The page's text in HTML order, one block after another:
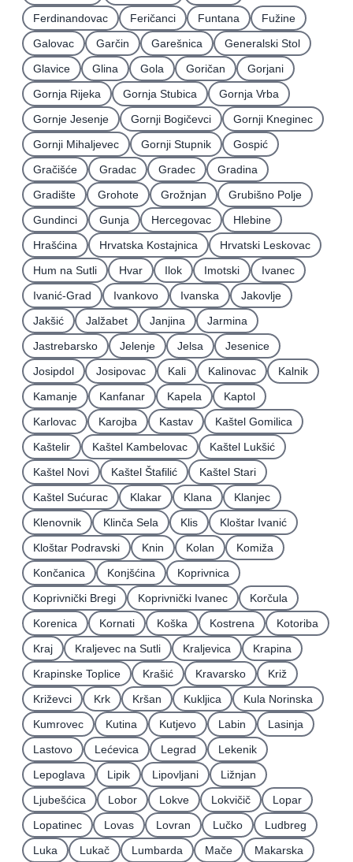
Ferdinandovac
Feričanci Funtana
Fužine
Galovac
Garčin Garešnica
Generalski Stol
Glavice
Glina Gola Goričan
Gorjani
Gornja Rijeka
Gornja Stubica
Gornja Vrba
Gornje Jesenje
Gornji Bogičevci
Gornji Kneginec
Gornji Mihaljevec
Gornji Stupnik
Gospić
Gračišće
Gradac Gradec
Gradina
Gradište
Grohote Grožnjan
Grubišno Polje
Gundinci
Gunja Hercegovac
Hlebine
Hrašćina
Hrvatska Kostajnica
Hrvatski Leskovac
Hum na Sutli
Hvar Ilok Imotski
Ivanec
Ivanić-Grad
Ivankovo Ivanska
Jakovlje
Jakšić
Jalžabet Janjina
Jarmina
Jastrebarsko
Jelenje Jelsa
Jesenice
Josipdol
Josipovac Kali Kalinovac
Kalnik
Kamanje
Kanfanar Kapela
Kaptol
Karlovac
Karojba Kastav
Kaštel Gomilica
Kaštelir
Kaštel Kambelovac
Kaštel Lukšić
Kaštel Novi
Kaštel Štafilić
Kaštel Stari
Kaštel Sućurac
Klakar Klana
Klanjec
Klenovnik
Klinča Sela Klis
Kloštar Ivanić
Kloštar Podravski
Knin Kolan
Komiža
Končanica
Konjšćina
Koprivnica
Koprivnički Bregi
Koprivnički Ivanec
Korčula
Korenica
Kornati Koška Kostrena
Kotoriba
Kraj
Kraljevec na Sutli Kraljevica
Krapina
Krapinske Toplice
Krašić Kravarsko
Križ
Križevci
Krk Kršan Kukljica
Kula Norinska
Kumrovec
Kutina Kutjevo Labin
Lasinja
Lastovo
Lećevica Legrad
Lekenik
Lepoglava
Lipik Lipovljani
Ližnjan
Ljubešćica
Lobor Lokve Lokvičič
Lopar
Lopatinec
Lovas Lovran Lučko
Ludbreg
Luka
Lukač Lumbarda Mače Makarska